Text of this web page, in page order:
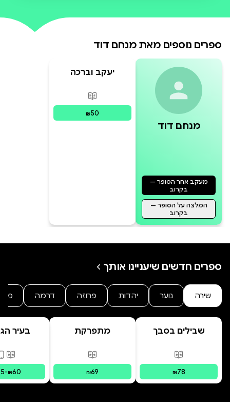
ספרים נוספים מאת מנחם דוד
מנחם דוד
מעקב אחר הסופר —
בקרוב
המלצה על הסופר —
בקרוב
יעקב וברכה
פורמטים זמינים
₪50
ספרים חדשים שיעניינו אותך
שירה נוער יהדות פרוזה דרמה
שבילים בסבך
פורמטים זמינים מודפס
₪78
מתפרקת
פורמטים זמינים מודפס
₪69
בעיר
-₪60